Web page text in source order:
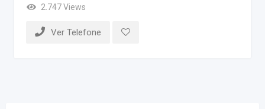
2.747 Views
Ver Telefone